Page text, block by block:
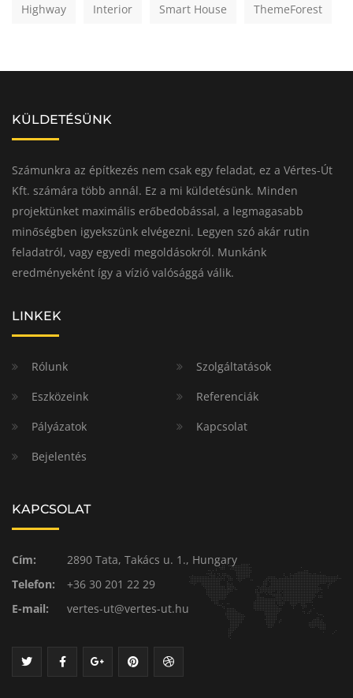
Highway Interior Smart House ThemeForest
KÜLDETÉSÜNK
Számunkra az építkezés nem csak egy feladat, ez a Vértes-Út
Kft. számára több annál. Ez a mi küldetésünk. Minden
projektünket maximális erőbedobással, a legmagasabb
minőségben igyekszünk elvégezni. Legyen szó akár rutin
feladatról, vagy egyedi megoldásokról. Munkánk
eredményeként így a vízió valósággá válik.
LINKEK
Rólunk
Szolgáltatások
Eszközeink
Referenciák
Pályázatok
Kapcsolat
Bejelentés
KAPCSOLAT
Cím:
2890 Tata, Takács u. 1., Hungary
Telefon:
+36 30 201 22 29
E-mail:
vertes-ut@vertes-ut.hu